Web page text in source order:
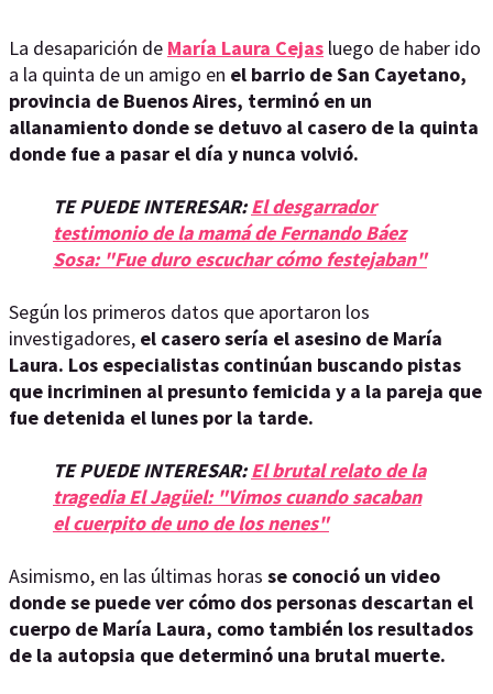
La desaparición de María Laura Cejas luego de haber ido
a la quinta de un amigo en el barrio de San Cayetano,
provincia de Buenos Aires, terminó en un
allanamiento donde se detuvo al casero de la quinta
donde fue a pasar el día y nunca volvió.
TE PUEDE INTERESAR:El desgarrador
testimonio de la mamá de Fernando Báez
Sosa: "Fue duro escuchar cómo festejaban"
Según los primeros datos que aportaron los
investigadores, el casero sería el asesino de María
Laura. Los especialistas continúan buscando pistas
que incriminen al presunto femicida y a la pareja que
fue detenida el lunes por la tarde.
TE PUEDE INTERESAR:El brutal relato de la
tragedia El Jagüel: "Vimos cuando sacaban
el cuerpito de uno de los nenes"
Asimismo, en las últimas horas se conoció un video
donde se puede ver cómo dos personas descartan el
cuerpo de María Laura, como también los resultados
de la autopsia que determinó una brutal muerte.